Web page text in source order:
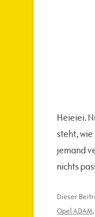
Heieiei.
steht,
jemand
nichts
Dieser
Opel ADAM